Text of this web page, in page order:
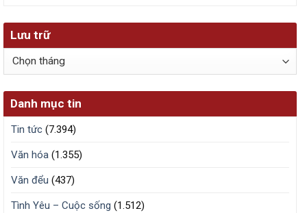
Lưu trữ
Lưu
Danh mục tin
Tin tức (7.394)
Văn hóa (1.355)
Văn đểu (437)
Tình Yêu – Cuộc sống (1.512)